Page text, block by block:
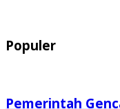
Populer
Pemerintah